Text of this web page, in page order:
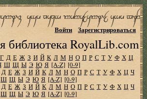
библиотека RoyalLib.com
Войти Зарегистрироваться
Г Д Е Ж З И Й К Л М Н О П Р С Т У Ф Х Ц
Ш Щ Ы Э Ю Я [A-Z] [0-9]
Д Е Ж З И Й К Л М Н О П Р С Т У Ф Х Ц Ч
Ш Щ Ы Э Ю Я [A-Z] [0-9]
Д Е Ж З И Й К Л М Н О П Р С Т У Ф Х Ц Ч
Ш Щ Ы Э Ю Я [A-Z] [0-9]